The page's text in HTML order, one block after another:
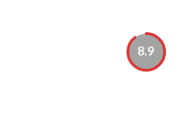
8.9